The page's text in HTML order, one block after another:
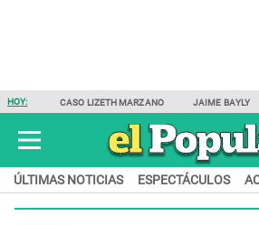
HOY: CASO LIZETH MARZANO JAIME BAYLY
ÚLTIMAS NOTICIAS ESPECTÁCULOS